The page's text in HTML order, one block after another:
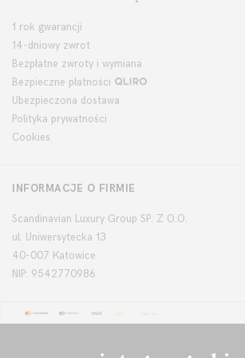
1 rok gwarancji
14-dniowy zwrot
Bezpłatne zwroty i wymiana
Bezpieczne płatności
Ubezpieczona dostawa
Polityka prywatności
Cookies
INFORMACJE O FIRMIE
Scandinavian Luxury Group SP. Z O.O.
ul. Uniwersytecka 13
40-007 Katowice
NIP: 9542770986